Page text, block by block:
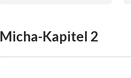
Das alte Testament
Micha-Kapitel 2